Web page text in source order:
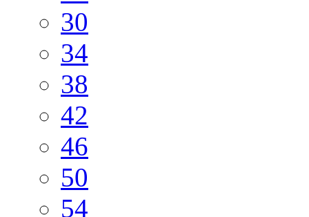
30
34
38
42
46
50
54